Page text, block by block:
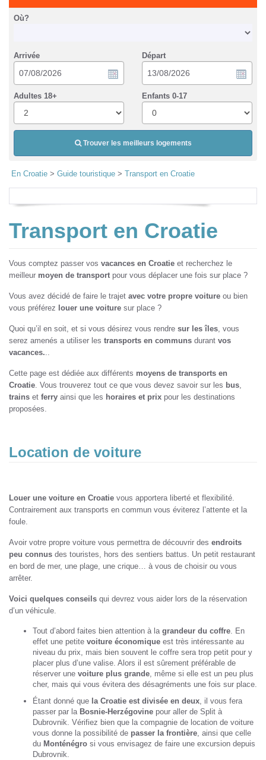
Où?
Arrivée Départ
Adultes 18+ Enfants 0-17
Trouver les meilleurs logements
En Croatie > Guide touristique > Transport en Croatie
Transport en Croatie
Vous comptez passer vos vacances en Croatie et recherchez le
meilleur moyen de transport pour vous déplacer une fois sur place ?
Vous avez décidé de faire le trajet avec votre propre voiture ou bien
vous préférez louer une voiture sur place ?
Quoi qu’il en soit, et si vous désirez vous rendre sur les îles, vous
serez amenés a utiliser les transports en communs durant vos
vacances...
Cette page est dédiée aux différents moyens de transports en
Croatie. Vous trouverez tout ce que vous devez savoir sur les bus,
trains et ferry ainsi que les horaires et prix pour les destinations
proposées.
Location de voiture
Louer une voiture en Croatie vous apportera liberté et flexibilité.
Contrairement aux transports en commun vous éviterez l’attente et la
foule.
Avoir votre propre voiture vous permettra de découvrir des endroits
peu connus des touristes, hors des sentiers battus. Un petit restaurant
en bord de mer, une plage, une crique… à vous de choisir ou vous
arrêter.
Voici quelques conseils qui devrez vous aider lors de la réservation
d’un véhicule.
Tout d’abord faites bien attention à la grandeur du coffre. En
effet une petite voiture économique est très intéressante au
niveau du prix, mais bien souvent le coffre sera trop petit pour y
placer plus d’une valise. Alors il est sûrement préférable de
réserver une voiture plus grande, même si elle est un peu plus
cher, mais qui vous évitera des désagréments une fois sur place.
Étant donné que la Croatie est divisée en deux, il vous fera
passer par la Bosnie-Herzégovine pour aller de Split à
Dubrovnik. Vérifiez bien que la compagnie de location de voiture
vous donne la possibilité de passer la frontière, ainsi que celle
du Monténégro si vous envisagez de faire une excursion depuis
Dubrovnik.